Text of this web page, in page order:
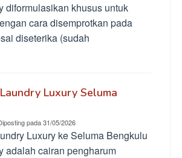
diformulasikan khusus untuk
cara disemprotkan pada
diseterika (sudah
Luxury Seluma
pada31/05/2026
Luxury ke Seluma Bengkulu
adalah cairan pengharum